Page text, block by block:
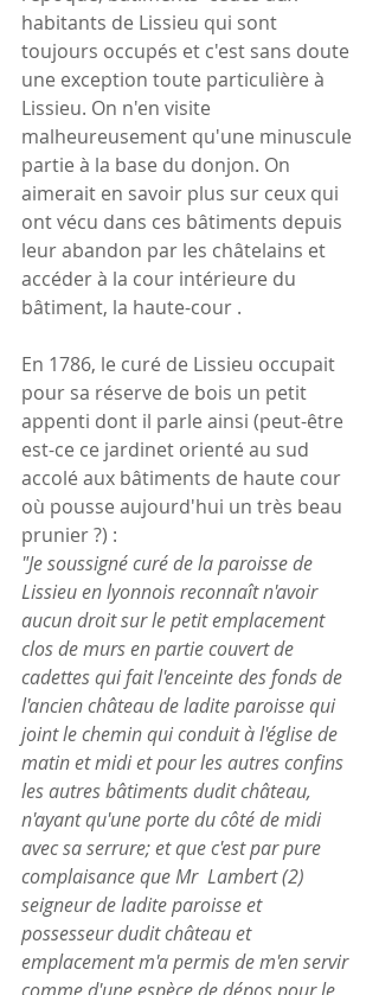
habitants de Lissieu qui sont
toujours occupés et c'est sans doute
une exception toute particulière à
Lissieu. On n'en visite
malheureusement qu'une minuscule
partie à la base du donjon. On
aimerait en savoir plus sur ceux qui
ont vécu dans ces bâtiments depuis
leur abandon par les châtelains et
accéder à la cour intérieure du
bâtiment, la haute-cour .
En 1786, le curé de Lissieu occupait
pour sa réserve de bois un petit
appenti dont il parle ainsi (peut-être
est-ce ce jardinet orienté au sud
accolé aux bâtiments de haute cour
où pousse aujourd'hui un très beau
prunier ?) :
"Je soussigné curé de la paroisse de
Lissieu en lyonnois reconnaît n'avoir
aucun droit sur le petit emplacement
clos de murs en partie couvert de
cadettes qui fait l'enceinte des fonds de
l'ancien château de ladite paroisse qui
joint le chemin qui conduit à l'église de
matin et midi et pour les autres confins
les autres bâtiments dudit château,
n'ayant qu'une porte du côté de midi
avec sa serrure; et que c'est par pure
complaisance que Mr  Lambert (2)
seigneur de ladite paroisse et
possesseur dudit château et
emplacement m'a permis de m'en servir